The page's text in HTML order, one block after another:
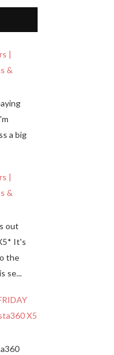
|
&
a big
|
&
out
It's
the
se...
X5